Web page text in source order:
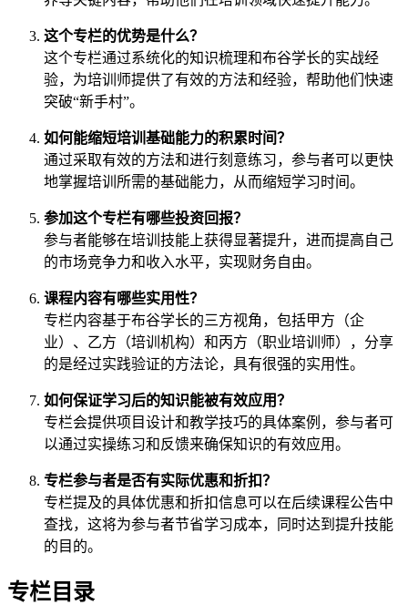
这个专栏的优势是什么？
这个专栏通过系统化的知识梳理和布谷学长的实战经
验，为培训师提供了有效的方法和经验，帮助他们快速
突破“新手村”。
如何能缩短培训基础能力的积累时间？
通过采取有效的方法和进行刻意练习，参与者可以更快
地掌握培训所需的基础能力，从而缩短学习时间。
参加这个专栏有哪些投资回报？
参与者能够在培训技能上获得显著提升，进而提高自己
的市场竞争力和收入水平，实现财务自由。
课程内容有哪些实用性？
专栏内容基于布谷学长的三方视角，包括甲方（企
业）、乙方（培训机构）和丙方（职业培训师），分享
的是经过实践验证的方法论，具有很强的实用性。
如何保证学习后的知识能被有效应用？
专栏会提供项目设计和教学技巧的具体案例，参与者可
以通过实操练习和反馈来确保知识的有效应用。
专栏参与者是否有实际优惠和折扣？
专栏提及的具体优惠和折扣信息可以在后续课程公告中
查找，这将为参与者节省学习成本，同时达到提升技能
的目的。
专栏目录